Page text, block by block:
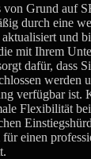
von Grund auf
durch eine
und
mit Ihrem
dafür, dass
werden
verfügbar ist.
Flexibilität
einen